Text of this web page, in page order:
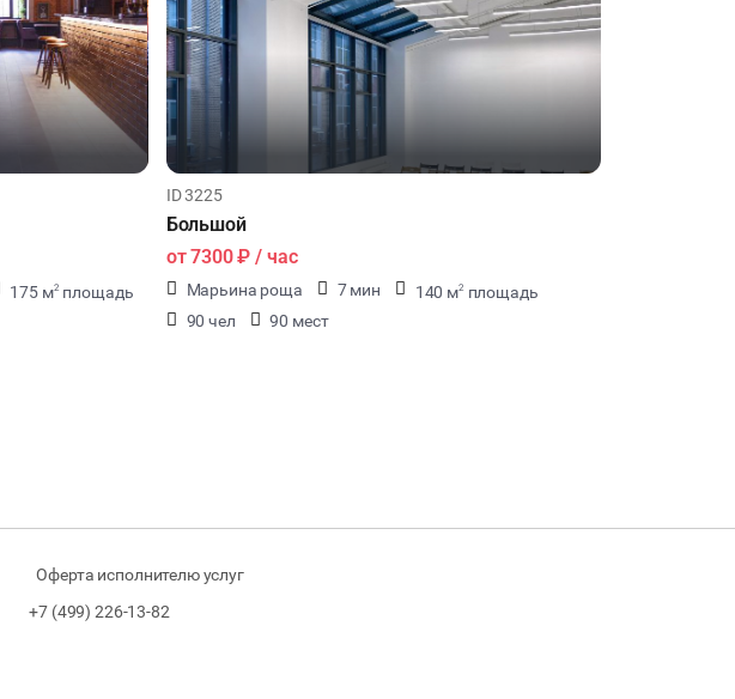
175 м2 площадь
ID 3225
Большой
от7300 ₽ / час
Марьина роща 7 мин 140 м2 площадь
90 чел
90 мест
Оферта исполнителю услуг
+7 (499) 226-13-82